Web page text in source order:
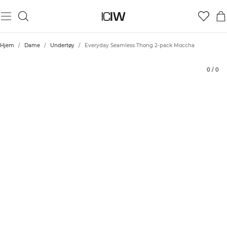
Hjem / Dame / Undertøy / Everyday Seamless Thong 2-pack Moccha
0 / 0